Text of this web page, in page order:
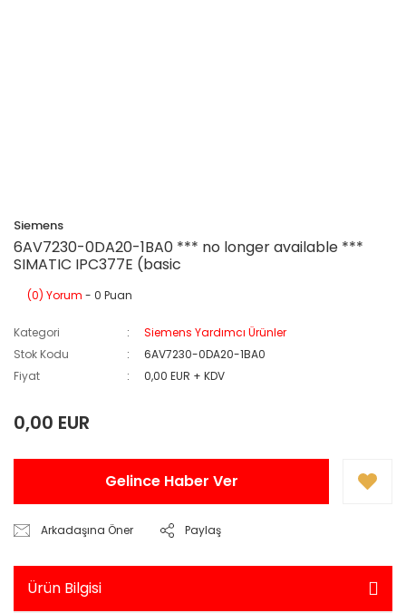
Siemens
6AV7230-0DA20-1BA0 *** no longer available ***
SIMATIC IPC377E (basic
(0) Yorum - 0 Puan
Kategori
Siemens Yardımcı Ürünler
Stok Kodu
6AV7230-0DA20-1BA0
Fiyat
0,00 EUR + KDV
0,00 EUR
Gelince Haber Ver
Arkadaşına Öner Paylaş
Ürün Bilgisi